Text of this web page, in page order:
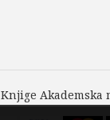
Knjige Akademska